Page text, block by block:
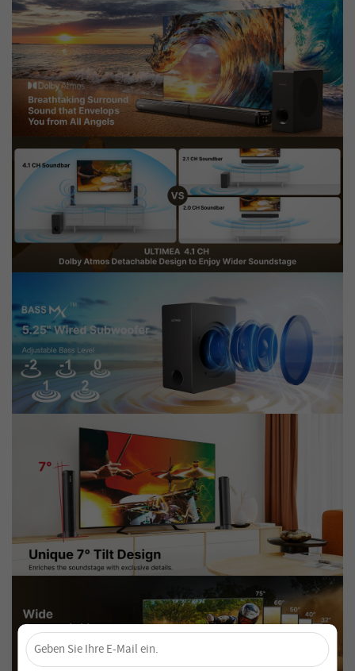
Sichere dir 4 % Rabatt – Jetzt abonnieren! ×